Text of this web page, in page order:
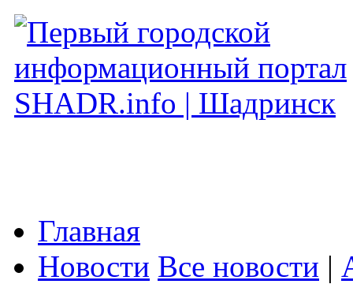
Главная
Новости Все новости |